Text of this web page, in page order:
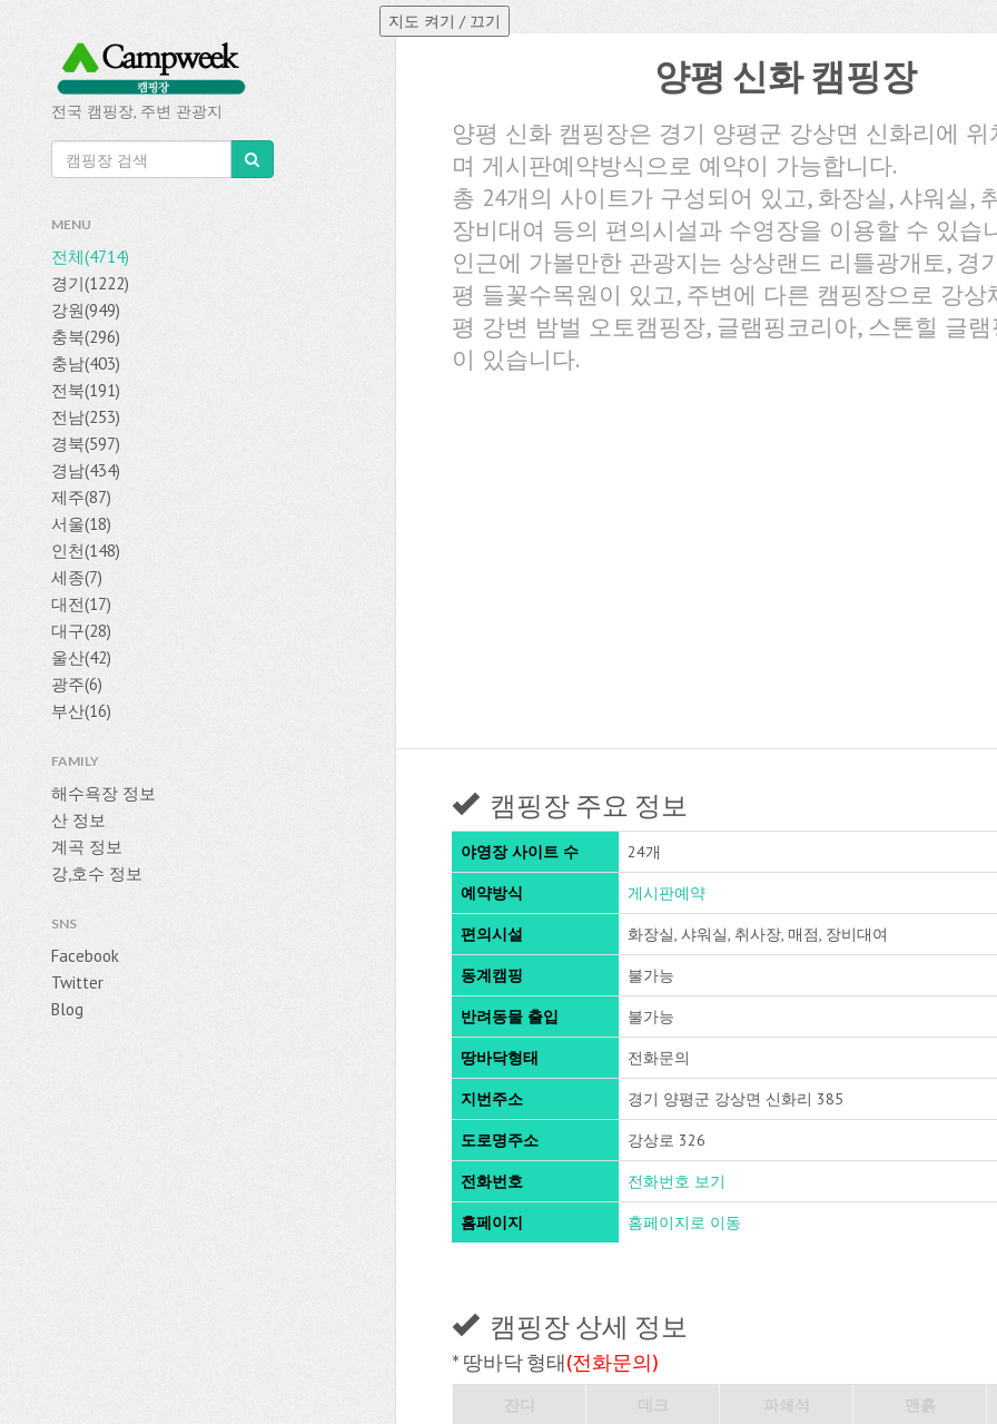
전국 캠핑장, 주변 관광지
MENU
전체(4714)
경기(1222)
강원(949)
충북(296)
충남(403)
전북(191)
전남(253)
경북(597)
경남(434)
제주(87)
서울(18)
인천(148)
세종(7)
대전(17)
대구(28)
울산(42)
광주(6)
부산(16)
FAMILY
해수욕장 정보
산 정보
계곡 정보
강,호수 정보
SNS
Facebook
Twitter
Blog
양평 신화 캠핑장
양평 신화 캠핑장은 경기 양평군 강상면 신화리에
며 게시판예약방식으로 예약이 가능합니다.
총 24개의 사이트가 구성되어 있고, 화장실, 샤워실,
장비대여 등의 편의시설과 수영장을 이용할 수 있습
인근에 가볼만한 관광지는 상상랜드 리틀광개토, 경
평 들꽃수목원이 있고, 주변에 다른 캠핑장으로 강상
평 강변 밤벌 오토캠핑장, 글램핑코리아, 스톤힐 글
이 있습니다.
캠핑장 주요 정보
야영장 사이트 수 24개
예약방식 게시판예약
편의시설 화장실, 샤워실, 취사장, 매점, 장비대여
동계캠핑 불가능
반려동물 출입 불가능
땅바닥형태 전화문의
지번주소 경기 양평군 강상면 신화리 385
도로명주소 강상로 326
전화번호 전화번호 보기
홈페이지 홈페이지로 이동
캠핑장 상세 정보
* 땅바닥 형태(전화문의)